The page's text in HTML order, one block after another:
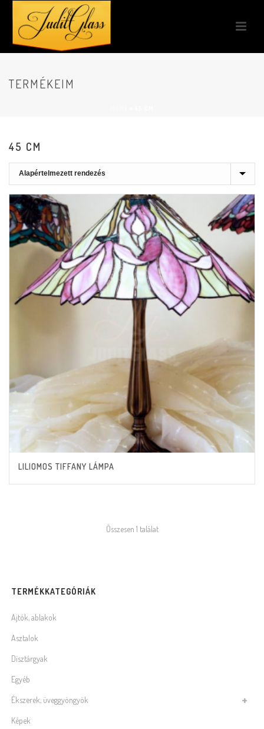
TERMÉKEIM
45 CM
LILIOMOS TIFFANY LÁMPA
Összesen 1 találat
TERMÉKKATEGÓRIÁK
Ajtók, ablakok
Asztalok
Dísztárgyak
Egyéb
Ékszerek, üveggyöngyök
Képek